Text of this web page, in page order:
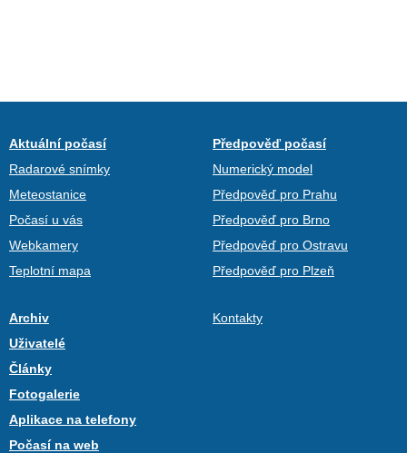
Aktuální počasí
Radarové snímky
Meteostanice
Počasí u vás
Webkamery
Teplotní mapa
Předpověď počasí
Numerický model
Předpověď pro Prahu
Předpověď pro Brno
Předpověď pro Ostravu
Předpověď pro Plzeň
Archiv
Uživatelé
Články
Fotogalerie
Aplikace na telefony
Počasí na web
Kontakty